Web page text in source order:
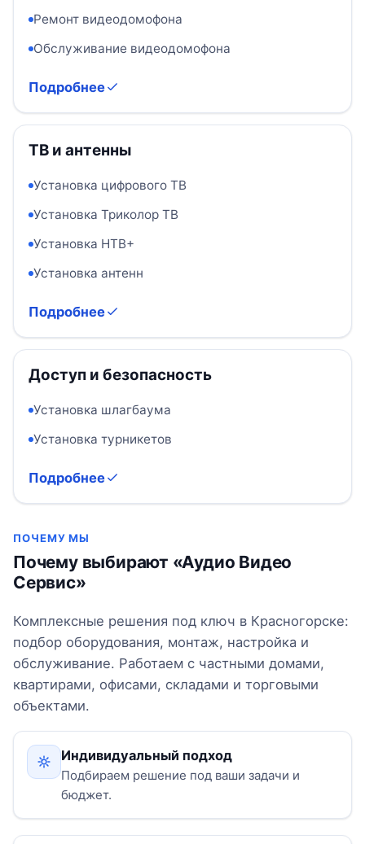
Ремонт видеодомофона
Обслуживание видеодомофона
Подробнее
ТВ и антенны
Установка цифрового ТВ
Установка Триколор ТВ
Установка НТВ+
Установка антенн
Подробнее
Доступ и безопасность
Установка шлагбаума
Установка турникетов
Подробнее
ПОЧЕМУ МЫ
Почему выбирают «Аудио Видео
Сервис»
Комплексные решения под ключ в Красногорске:
подбор оборудования, монтаж, настройка и
обслуживание. Работаем с частными домами,
квартирами, офисами, складами и торговыми
объектами.
Индивидуальный подход
Подбираем решение под ваши задачи и
бюджет.